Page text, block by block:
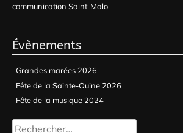
communication Saint-Malo
Évènements
Grandes marées 2026
Fête de la Sainte-Ouine 2026
Fête de la musique 2024
Rechercher :